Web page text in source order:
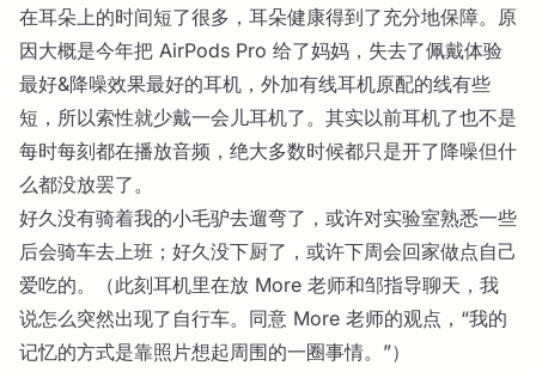
在耳朵上的时间短了很多，耳朵健康得到了充分地保障。原
因大概是今年把 AirPods Pro 给了妈妈，失去了佩戴体验
最好&降噪效果最好的耳机，外加有线耳机原配的线有些
短，所以索性就少戴一会儿耳机了。其实以前耳机了也不是
每时每刻都在播放音频，绝大多数时候都只是开了降噪但什
么都没放罢了。
好久没有骑着我的小毛驴去遛弯了，或许对实验室熟悉一些
后会骑车去上班；好久没下厨了，或许下周会回家做点自己
爱吃的。（此刻耳机里在放 More 老师和邹指导聊天，我
说怎么突然出现了自行车。同意 More 老师的观点，“我的
记忆的方式是靠照片想起周围的一圈事情。”）